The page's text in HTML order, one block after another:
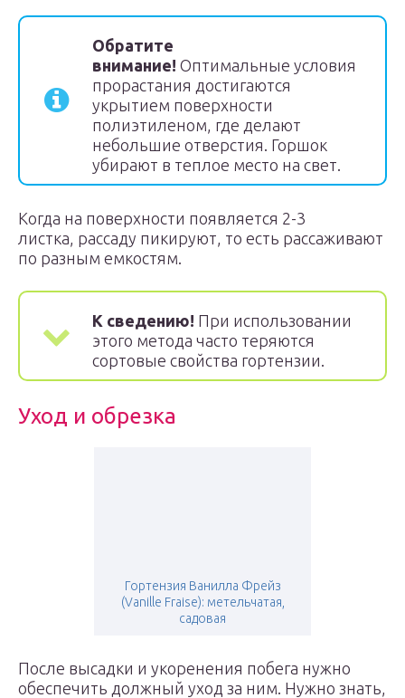
Обратите
внимание! Оптимальные условия
прорастания достигаются
укрытием поверхности
полиэтиленом, где делают
небольшие отверстия. Горшок
убирают в теплое место на свет.
Когда на поверхности появляется 2-3
листка, рассаду пикируют, то есть рассаживают
по разным емкостям.
К сведению! При использовании
этого метода часто теряются
сортовые свойства гортензии.
Уход и обрезка
Гортензия Ванилла Фрейз
(Vanille Fraise): метельчатая,
садовая
После высадки и укоренения побега нужно
обеспечить должный уход за ним. Нужно знать,